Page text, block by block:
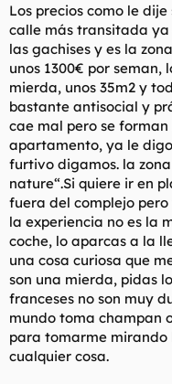
Los precios como le
calle más transitada ya
las gachises y es la
unos 1300€ por
mierda, unos 35m2 y
bastante antisocial y
cae mal pero se
apartamento, ya le
furtivo digamos. la
nature“.Si quiere ir en
fuera del complejo
la experiencia no es la
coche, lo aparcas a la
una cosa curiosa que
son una mierda, pidas
franceses no son muy
mundo toma champan
para tomarme mirando
cualquier cosa.